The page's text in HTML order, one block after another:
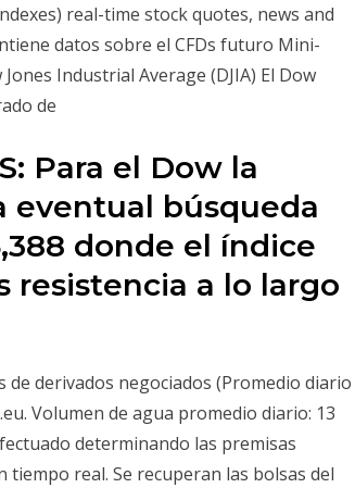
real-time stock quotes, news and
datos sobre el CFDs futuro Mini-
Industrial Average (DJIA) El Dow
de
Para el Dow la
eventual búsqueda
donde el índice
resistencia a lo largo
de derivados negociados (Promedio diario
Volumen de agua promedio diario: 13
determinando las premisas
tiempo real. Se recuperan las bolsas del